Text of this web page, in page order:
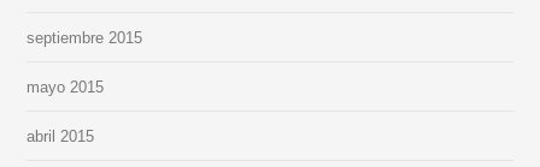
septiembre 2015
mayo 2015
abril 2015